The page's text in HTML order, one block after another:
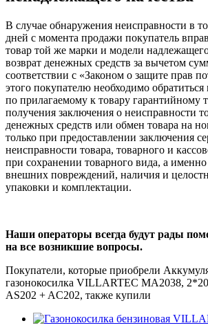
В случае обнаружения неисправности в
дней с момента продажи покупатель
товар той же марки и модели
возврат денежных средств за вычетом
соответствии с «Законом о защите прав
этого покупателю необходимо
по прилагаемому к товару гарантийному
получения заключения о неисправности
денежных средств или обмен товара на
только при предоставлении заключения
неисправности товара, товарного и
при сохранении товарного вида, а именно
внешних повреждений, наличия и
упаковки и комплектации.
Наши операторы всегда будут рады
на все возникшие вопросы.
Покупатели, которые приобрели
газонокосилка VILLARTEC MA2038,
AS202 + AC202, также купили